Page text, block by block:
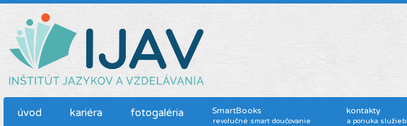
úvod kariéra fotogaléria SmartBooks
revolučné smart doučovanie
kontakty
a ponuka služieb